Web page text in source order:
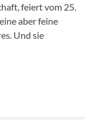
feiert vom 25.
aber feine
Und sie